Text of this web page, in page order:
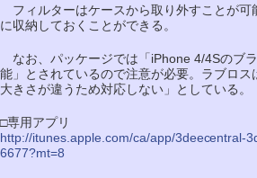
フィルターはケースから取り外すことが可
に収納しておくことができる。
なお、パッケージでは「iPhone 4/4Sのブ
能」とされているので注意が必要。ラブロス
大きさが違うため対応しない」としている。
□専用アプリ
http://itunes.apple.com/ca/app/3deecentral-
6677?mt=8